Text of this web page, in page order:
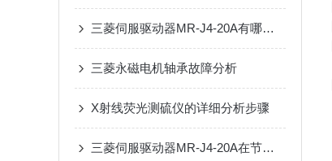
三菱伺服驱动器MR-J4-20A有哪些技术特点？
三菱永磁电机轴承故障分析
X射线荧光测硫仪的详细分析步骤
三菱伺服驱动器MR-J4-20A在节能方面有哪些具体措施？